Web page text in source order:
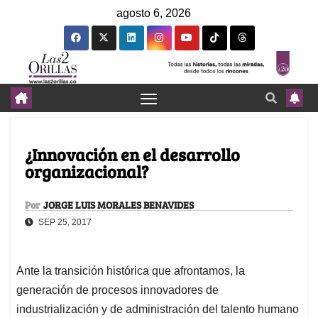
agosto 6, 2026
¿Innovación en el desarrollo
organizacional?
Por JORGE LUIS MORALES BENAVIDES
SEP 25, 2017
Ante la transición histórica que afrontamos, la
generación de procesos innovadores de
industrialización y de administración del talento humano